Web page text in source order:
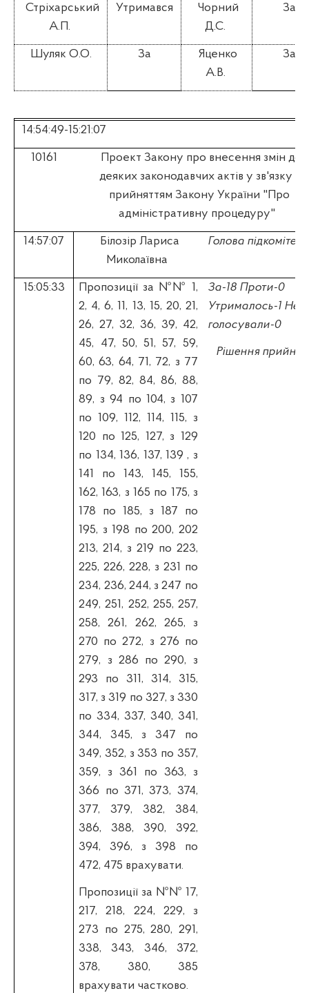
Стріхарський
А.П.
Утримався
Чорний
Д.С.
За
Шуляк О.О. За
Яценко
А.В.
За
14:54:49-15:21:07
10161
Проект Закону про внесення змін до
деяких законодавчих актів у зв'язку з
прийняттям Закону України "Про
адміністративну процедуру"
14:57:07
Білозір Лариса
Миколаївна
Голова підкомітету
15:05:33 Пропозиції за №№ 1,
2, 4, 6, 11, 13, 15, 20, 21,
26, 27, 32, 36, 39, 42,
45, 47, 50, 51, 57, 59,
60, 63, 64, 71, 72, з 77
по 79, 82, 84, 86, 88,
89, з 94 по 104, з 107
по 109, 112, 114, 115, з
120 по 125, 127, з 129
по 134, 136, 137, 139 , з
141 по 143, 145, 155,
162, 163, з 165 по 175, з
178 по 185, з 187 по
195, з 198 по 200, 202
213, 214, з 219 по 223,
225, 226, 228, з 231 по
234, 236, 244, з 247 по
249, 251, 252, 255, 257,
258, 261, 262, 265, з
270 по 272, з 276 по
279, з 286 по 290, з
293 по 311, 314, 315,
317, з 319 по 327, з 330
по 334, 337, 340, 341,
344, 345, з 347 по
349, 352, з 353 по 357,
359, з 361 по 363, з
366 по 371, 373, 374,
377, 379, 382, 384,
386, 388, 390, 392,
394, 396, з 398 по
472, 475 врахувати.
Пропозиції за №№ 17,
217, 218, 224, 229, з
273 по 275, 280, 291,
338, 343, 346, 372,
378, 380, 385
врахувати частково.
За-18 Проти-0
Утрималось-1 Не
голосували-0
Рішення